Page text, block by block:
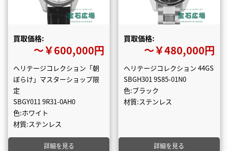
買取価格:
〜￥600,000円
ヘリテージコレクション「朝
ぼらけ」マスターショップ限
定
SBGY011 9R31-0AH0
色:ホワイト
材質:ステンレス
詳細を見る
買取価格:
〜￥480,000円
ヘリテージコレクション 44GS
SBGH301 9S85-01N0
色:ブラック
材質:ステンレス
詳細を見る